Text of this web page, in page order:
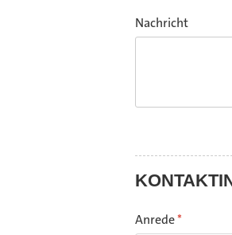
Nachricht
Anrede*